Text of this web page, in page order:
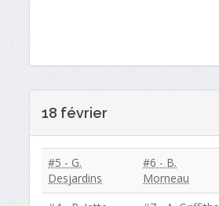
18 février
#5 - G.
Desjardins
#6 - B.
Morneau